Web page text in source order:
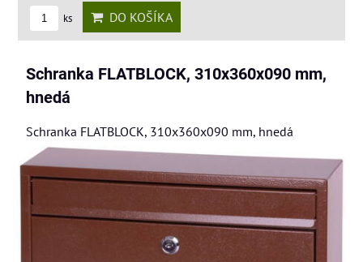
ks DO KOŠÍKA
Schranka FLATBLOCK, 310x360x090 mm,
hnedá
Schranka FLATBLOCK, 310x360x090 mm, hnedá